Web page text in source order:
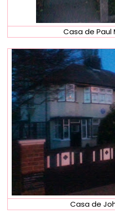
Casa de Paul
Casa de